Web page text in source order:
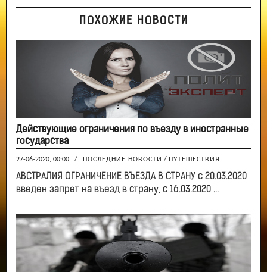
ПОХОЖИЕ НОВОСТИ
Действующие ограничения по въезду в иностранные
государства
27-06-2020, 00:00 / ПОСЛЕДНИЕ НОВОСТИ / ПУТЕШЕСТВИЯ
АВСТРАЛИЯ ОГРАНИЧЕНИЕ ВЪЕЗДА В СТРАНУ с 20.03.2020
введен запрет на въезд в страну, с 16.03.2020 ...